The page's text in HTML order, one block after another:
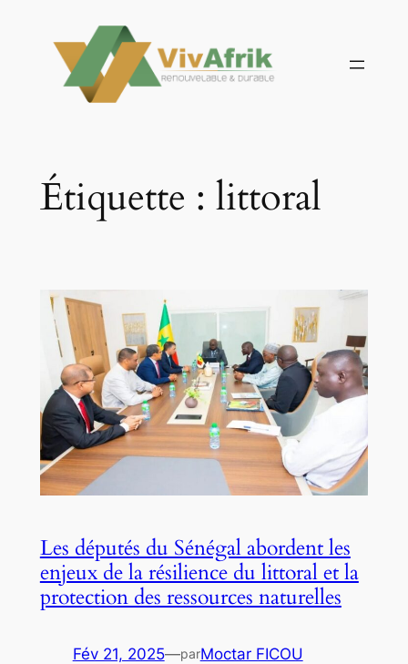
contenu
Étiquette : littoral
Les députés du Sénégal abordent les
enjeux de la résilience du littoral et la
protection des ressources naturelles
Fév 21, 2025—parMoctar FICOU